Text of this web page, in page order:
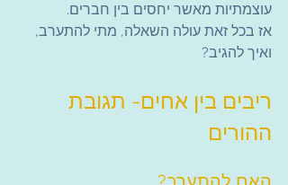
עוצמתיות מאשר יחסים בין חברים.
אז בכל זאת עולה השאלה, מתי להתערב,
ואיך להגיב?
ריבים בין אחים- תגובת
ההורים